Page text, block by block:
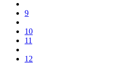
9
10
11
12